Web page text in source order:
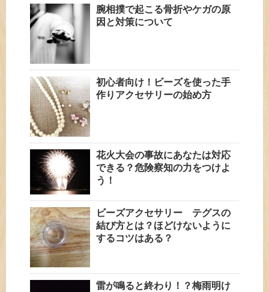
腕相撲で起こる骨折やケガの原
因と対策について
初心者向け！ビーズを使った手
作りアクセサリーの始め方
花火大会の事故にあなたは対応
できる？危険察知の力をつけよ
う！
ビーズアクセサリー テグスの
結び方とは？ほどけないように
するコツはある？
雷が鳴ると終わり！？梅雨明け